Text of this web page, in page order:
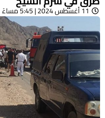
11 أغسطس 2024 | 5:45 مساءً